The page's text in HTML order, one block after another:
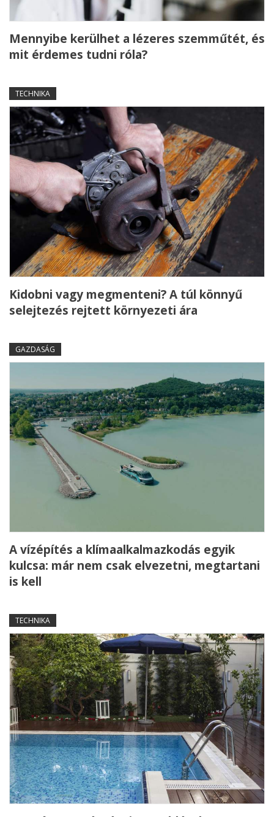
Mennyibe kerülhet a lézeres szemműtét, és
mit érdemes tudni róla?
TECHNIKA
Kidobni vagy megmenteni? A túl könnyű
selejtezés rejtett környezeti ára
GAZDASÁG
A vízépítés a klímaalkalmazkodás egyik
kulcsa: már nem csak elvezetni, megtartani
is kell
TECHNIKA